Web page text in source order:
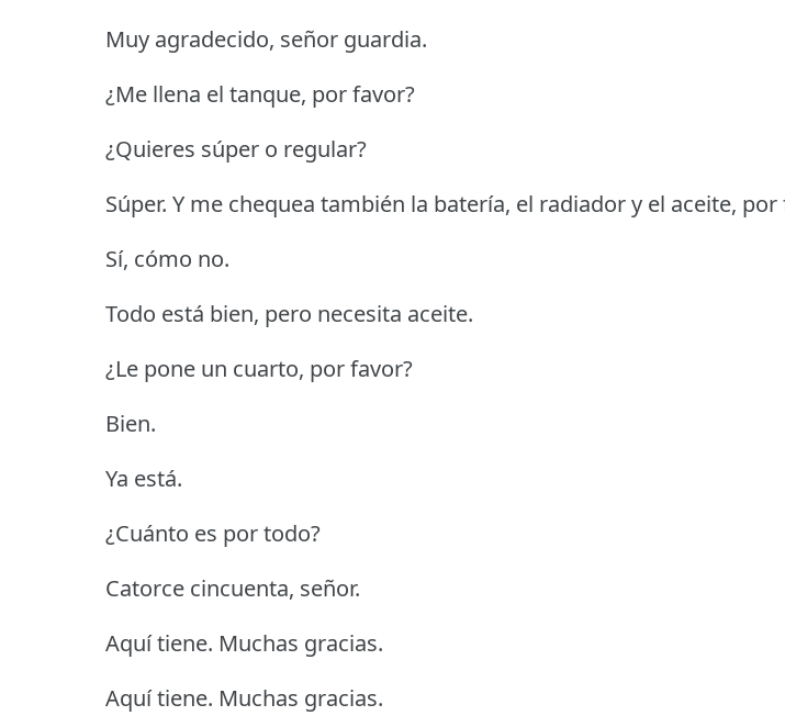
Muy agradecido, señor guardia.
¿Me llena el tanque, por favor?
¿Quieres súper o regular?
Súper. Y me chequea también la batería, el radiador y el aceite, por
Sí, cómo no.
Todo está bien, pero necesita aceite.
¿Le pone un cuarto, por favor?
Bien.
Ya está.
¿Cuánto es por todo?
Catorce cincuenta, señor.
Aquí tiene. Muchas gracias.
Aquí tiene. Muchas gracias.